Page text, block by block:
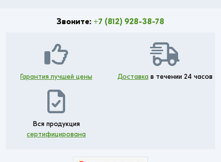
Звоните: +7 (812) 928-38-78
Гарантия лучшей цены Доставкав течении 24 часов
Вся продукция
сертифицирована